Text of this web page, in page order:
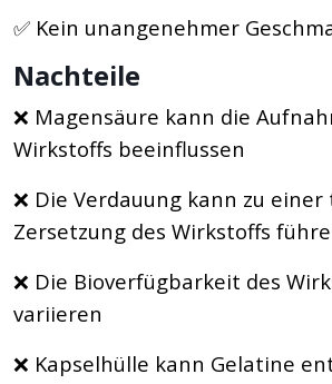
✅ Kein unangenehmer
Nachteile
❌ Magensäure kann die
Wirkstoffs beeinflussen
❌ Die Verdauung kann zu
Zersetzung des Wirkstoffs
❌ Die Bioverfügbarkeit des
variieren
❌ Kapselhülle kann Gelatine